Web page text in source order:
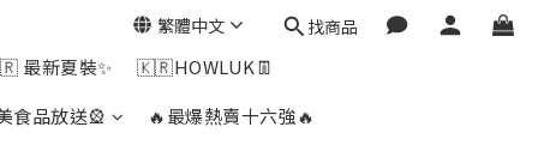
繁體中文 找商品
最新夏裝✨
🇰🇷HOWLUK👖
食品放送🎡
🔥最爆熱賣十六強🔥